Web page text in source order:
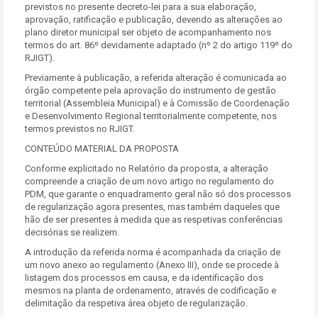
previstos no presente decreto-lei para a sua elaboração,
aprovação, ratificação e publicação, devendo as alterações ao
plano diretor municipal ser objeto de acompanhamento nos
termos do art. 86º devidamente adaptado (nº 2 do artigo 119º do
RJIGT).
Previamente à publicação, a referida alteração é comunicada ao
órgão competente pela aprovação do instrumento de gestão
territorial (Assembleia Municipal) e à Comissão de Coordenação
e Desenvolvimento Regional territorialmente competente, nos
termos previstos no RJIGT.
CONTEÚDO MATERIAL DA PROPOSTA
Conforme explicitado no Relatório da proposta, a alteração
compreende a criação de um novo artigo no regulamento do
PDM, que garante o enquadramento geral não só dos processos
de regularização agora presentes, mas também daqueles que
hão de ser presentes à medida que as respetivas conferências
decisórias se realizem.
A introdução da referida norma é acompanhada da criação de
um novo anexo ao regulamento (Anexo III), onde se procede à
listagem dos processos em causa, e da identificação dos
mesmos na planta de ordenamento, através de codificação e
delimitação da respetiva área objeto de regularização.